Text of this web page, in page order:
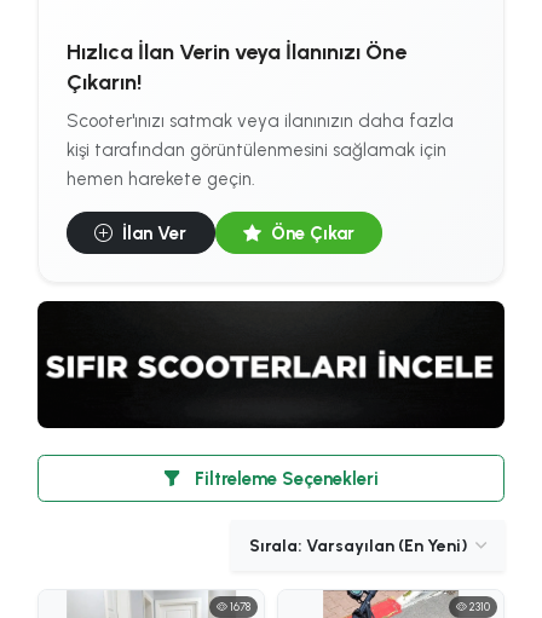
Hızlıca İlan Verin veya İlanınızı Öne
Çıkarın!
Scooter'ınızı satmak veya ilanınızın daha fazla
kişi tarafından görüntülenmesini sağlamak için
hemen harekete geçin.
İlan Ver Öne Çıkar
Filtreleme Seçenekleri
1678 2310